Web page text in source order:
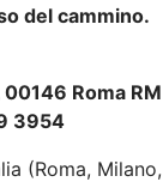
del cammino.
Roma RM
3954
(Roma,